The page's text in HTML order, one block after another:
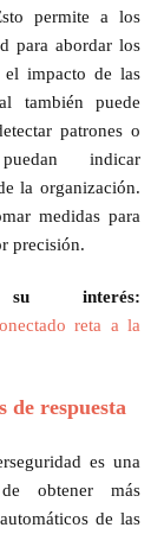
permite a los
para abordar los
el impacto de las
también puede
patrones o
indicar
la organización.
medidas para
precisión.
interés:
reta a la
de respuesta
es una
obtener más
de las